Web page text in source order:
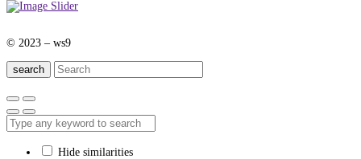
© 2023 – ws9
search
Hide similarities